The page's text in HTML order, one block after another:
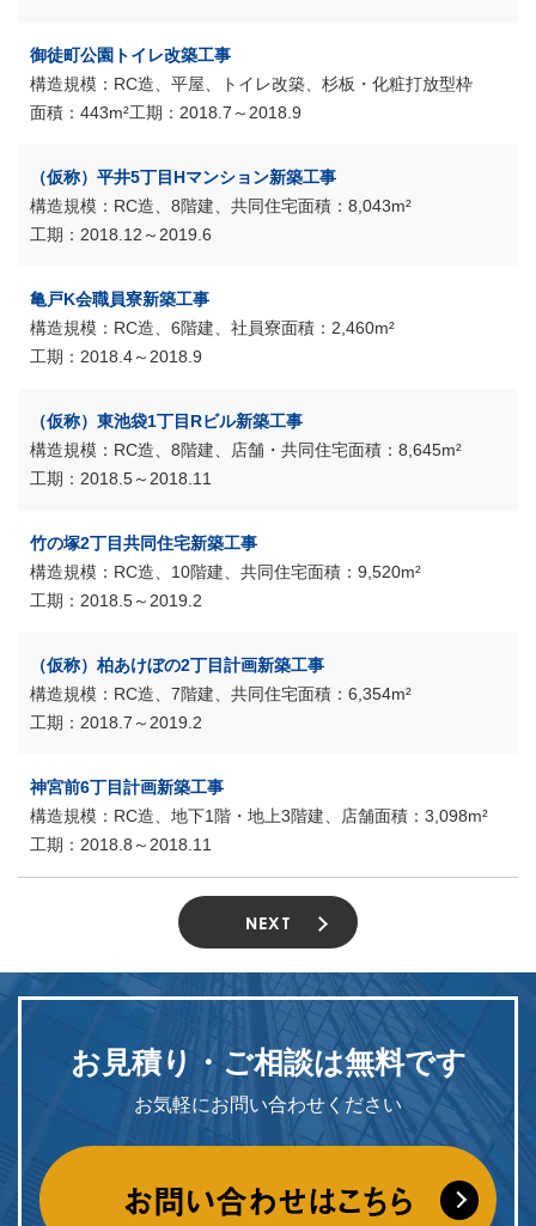
御徒町公園トイレ改築工事
RC造、平屋、トイレ改築、杉板・化粧打放型枠
443m²
2018.7～2018.9
（仮称）平井5丁目Hマンション新築工事
RC造、8階建、共同住宅
8,043m²
2018.12～2019.6
亀戸K会職員寮新築工事
RC造、6階建、社員寮
2,460m²
2018.4～2018.9
（仮称）東池袋1丁目Rビル新築工事
RC造、8階建、店舗・共同住宅
8,645m²
2018.5～2018.11
竹の塚2丁目共同住宅新築工事
RC造、10階建、共同住宅
9,520m²
2018.5～2019.2
（仮称）柏あけぼの2丁目計画新築工事
RC造、7階建、共同住宅
6,354m²
2018.7～2019.2
神宮前6丁目計画新築工事
RC造、地下1階・地上3階建、店舗
3,098m²
2018.8～2018.11
NEXT
お見積り・ご相談は無料です
お気軽にお問い合わせください
お問い合わせはこちら